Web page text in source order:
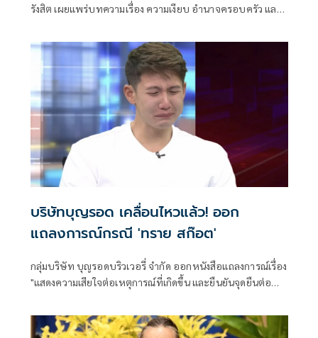
รังสิต เผยแพร่บทความเรื่อง ความเงียบ อำนาจครอบครัว และ
บริษัทบุญรอด เคลื่อนไหวแล้ว! ออก
แถลงการณ์กรณี 'ทราย สก๊อต'
กลุ่มบริษัท บุญรอดบริวเวอรี่ จำกัด ออกหนังสือแถลงการณ์เรื่อง
"แสดงความเสียใจต่อเหตุการณ์ที่เกิดขึ้น และยืนยันจุดยืนต่อ
รอดฯ รับทราบถึงข้อเท็จจริงที่เกิดขึ้นเกี่ยวกับคุณสุนิษฐ์ สก๊อต
(คุณพาย) และขอแสดงความเสียใจอย่าง